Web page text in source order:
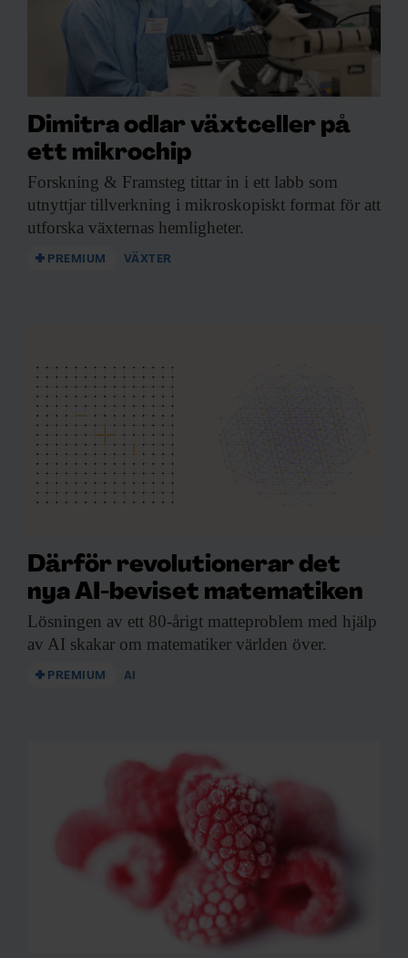
Dimitra odlar växtceller på
ett mikrochip
Forskning & Framsteg tittar in i ett labb som
utnyttjar tillverkning i mikroskopiskt format för att
utforska växternas hemligheter.
PREMIUM VÄXTER
Därför revolutionerar det
nya AI-beviset matematiken
Lösningen av ett 80-årigt matteproblem med hjälp
av AI skakar om matematiker världen över.
PREMIUM AI